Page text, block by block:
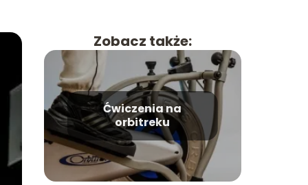
Zobacz także:
Ćwiczenia na
orbitreku